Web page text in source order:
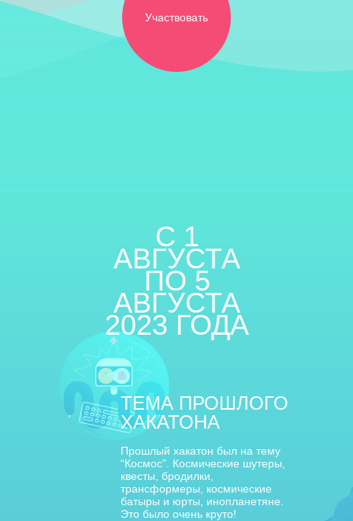
Участвовать
C 1
АВГУСТА
ПО 5
АВГУСТА
2023 ГОДА
ТЕМА ПРОШЛОГО
ХАКАТОНА
Прошлый хакатон был на тему
“Космос”. Космические шутеры,
квесты, бродилки,
трансформеры, космические
батыры и юрты, инопланетяне.
Это было очень круто!